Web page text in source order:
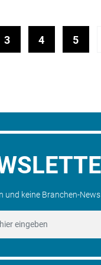
3 4 5
und keine Branchen-News